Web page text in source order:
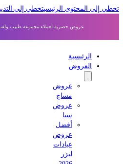
إلى المحتوى الرئيسي تخطي إلى التذييل
عروض حصرية لعملاء مجموعة طبيب ولفترة
الرئيسية
العروض
عروض
مساج
عروض
أفضل
عروض
عيادات